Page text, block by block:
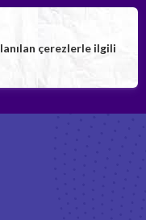
çerezlerle ilgili